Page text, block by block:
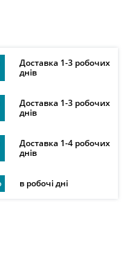
Доставка 1-3 робочих
днів
Доставка 1-3 робочих
днів
Доставка 1-4 робочих
днів
в робочі дні